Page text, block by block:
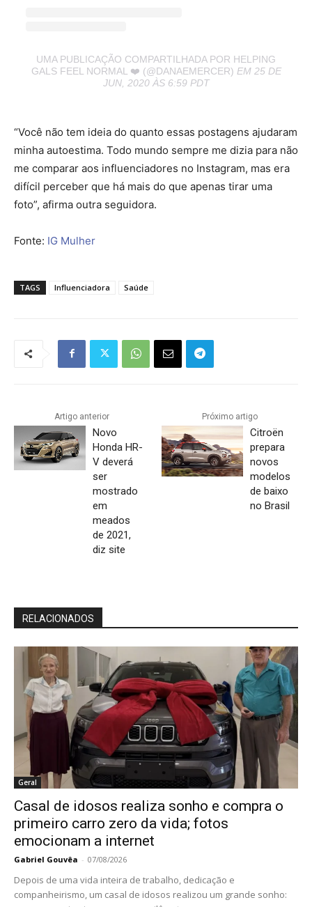
UMA PUBLICAÇÃO COMPARTILHADA POR HELPING
GALS FEEL NORMAL ❤️ (@DANAEMERCER) EM 25 DE
JUN, 2020 ÀS 6:59 PDT
“Você não tem ideia do quanto essas postagens ajudaram
minha autoestima. Todo mundo sempre me dizia para não
me comparar aos influenciadores no Instagram, mas era
difícil perceber que há mais do que apenas tirar uma
foto”, afirma outra seguidora.
Fonte: IG Mulher
TAGS Influenciadora Saúde
Artigo anterior
Novo
Honda HR-
V deverá
ser
mostrado
em
meados
de 2021,
diz site
Próximo artigo
Citroën
prepara
novos
modelos
de baixo
no Brasil
RELACIONADOS
Geral
Casal de idosos realiza sonho e compra o
primeiro carro zero da vida; fotos
emocionam a internet
Gabriel Gouvêa - 07/08/2026
Depois de uma vida inteira de trabalho, dedicação e
companheirismo, um casal de idosos realizou um grande sonho: